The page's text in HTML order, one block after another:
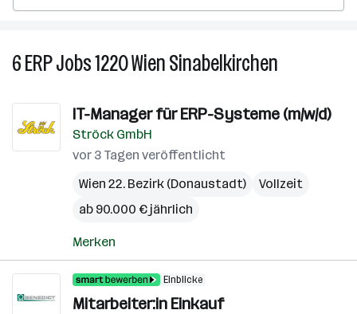
6ERPJobs1220 Wien Sinabelkirchen
in
IT-Manager für ERP-Systeme (m/w/d)
Ströck GmbH
vor 3 Tagen veröffentlicht
Wien 22. Bezirk (Donaustadt)
Vollzeit
ab 90.000 € jährlich
Merken
Einblicke
Mitarbeiter:in Einkauf